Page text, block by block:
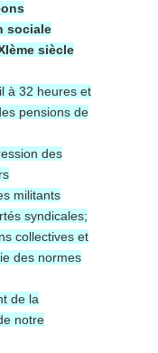
sociale
siècle
à 32 heures et
pensions de
des
militants
syndicales;
collectives et
des normes
de la
notre